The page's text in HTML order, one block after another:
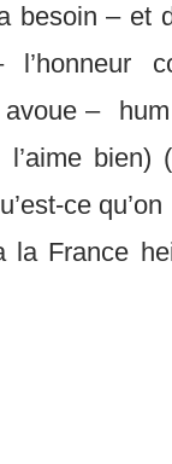
besoin – et
l’honneur
–
bien)
ce
la France